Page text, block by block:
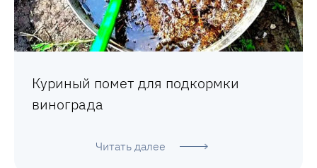
Куриный помет для подкормки
винограда
Читать далее